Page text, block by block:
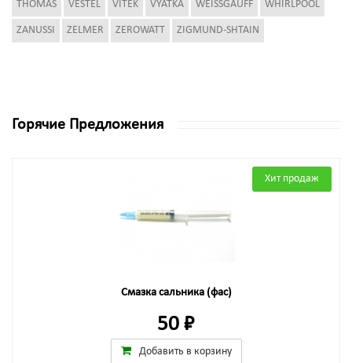
THOMAS VESTEL VITEK VYATKA WEISSGAUFF WHIRLPOOL
ZANUSSI ZELMER ZEROWATT ZIGMUND-SHTAIN
Горячие Предложения
Хит продаж
Смазка сальника (фас)
50 ₽
Добавить в корзину